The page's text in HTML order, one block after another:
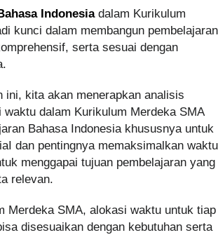
Indonesiadalam Kurikulum
kunci dalam membangun pembelajaran
serta sesuai dengan
ini, kita akan menerapkan analisis
waktu dalam Kurikulum Merdeka SMA
Bahasa Indonesia khususnya untuk
dan pentingnya memaksimalkan waktu
menggapai tujuan pembelajaran yang
relevan.
Merdeka SMA, alokasi waktu untuk tiap
disesuaikan dengan kebutuhan serta